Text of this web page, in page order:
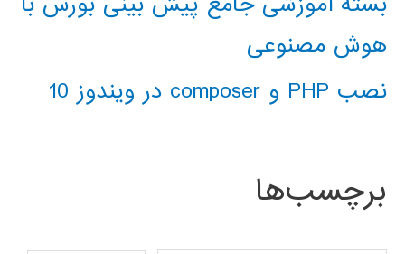
هوش مصنوعی
نصب PHP و composer در ویندوز 10
برچسب‌ها